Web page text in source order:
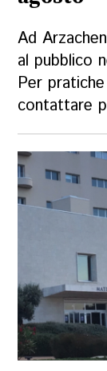
Ad
al pubblico
Per
contattare